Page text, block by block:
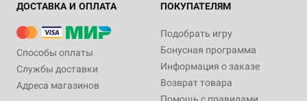
ДОСТАВКА И ОПЛАТА
Способы оплаты
Службы доставки
Адреса магазинов
ПОКУПАТЕЛЯМ
Подобрать игру
Бонусная программа
Информация о заказе
Возврат товара